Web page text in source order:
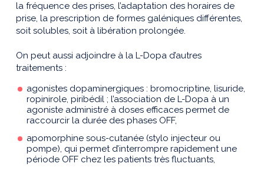
la fréquence des prises, l’adaptation des horaires de
prise, la prescription de formes galéniques différentes,
soit solubles, soit à libération prolongée.
On peut aussi adjoindre à la L-Dopa d’autres
traitements :
agonistes dopaminergiques : bromocriptine, lisuride,
ropinirole, piribédil ; l’association de L-Dopa à un
agoniste administré à doses efficaces permet de
raccourcir la durée des phases OFF,
apomorphine sous-cutanée (stylo injecteur ou
pompe), qui permet d’interrompre rapidement une
période OFF chez les patients très fluctuants,